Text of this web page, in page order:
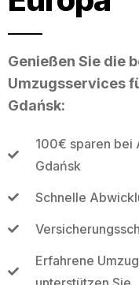
Genießen Sie die
Umzugsservices
Gdańsk:
100€ sparen bei
Gdańsk
Schnelle
Erfahrene